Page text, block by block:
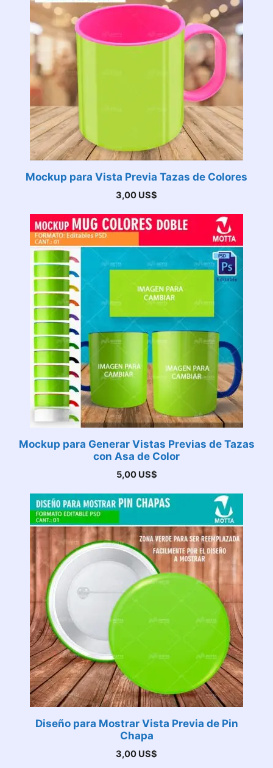
Mockup para Vista Previa Tazas de Colores
3,00 US$
Mockup para Generar Vistas Previas de Tazas
con Asa de Color
5,00 US$
Diseño para Mostrar Vista Previa de Pin
Chapa
3,00 US$